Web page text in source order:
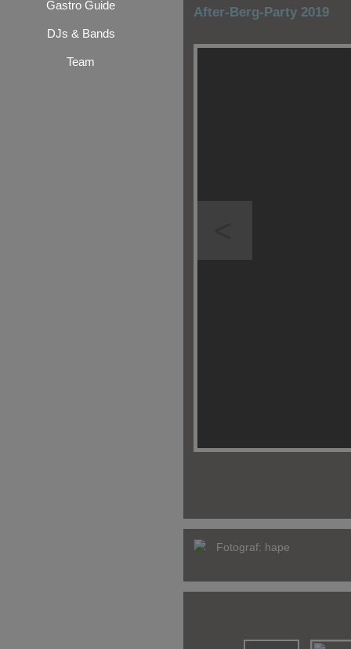
Gastro Guide
DJs & Bands
Team
After-Berg-Party 2019
Fotograf: hape